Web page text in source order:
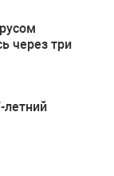
через три